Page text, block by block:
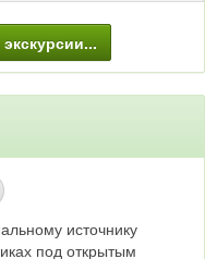
источнику
под открытым